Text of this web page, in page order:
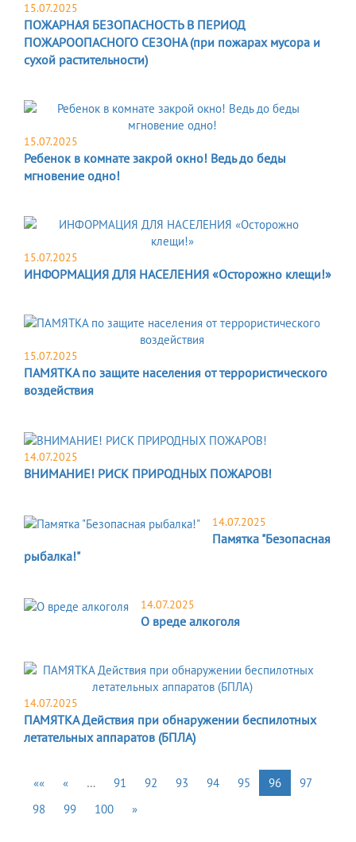
15.07.2025
ПОЖАРНАЯ БЕЗОПАСНОСТЬ В ПЕРИОД
ПОЖАРООПАСНОГО СЕЗОНА (при пожарах мусора и
сухой растительности)
15.07.2025
Ребенок в комнате закрой окно! Ведь до беды
мгновение одно!
15.07.2025
ИНФОРМАЦИЯ ДЛЯ НАСЕЛЕНИЯ «Осторожно клещи!»
15.07.2025
ПАМЯТКА по защите населения от террористического
воздействия
14.07.2025
ВНИМАНИЕ! РИСК ПРИРОДНЫХ ПОЖАРОВ!
14.07.2025
Памятка "Безопасная
рыбалка!"
14.07.2025
О вреде алкоголя
14.07.2025
ПАМЯТКА Действия при обнаружении беспилотных
летательных аппаратов (БПЛА)
«« « … 91 92 93 94 95 96
97
98
99 100 »